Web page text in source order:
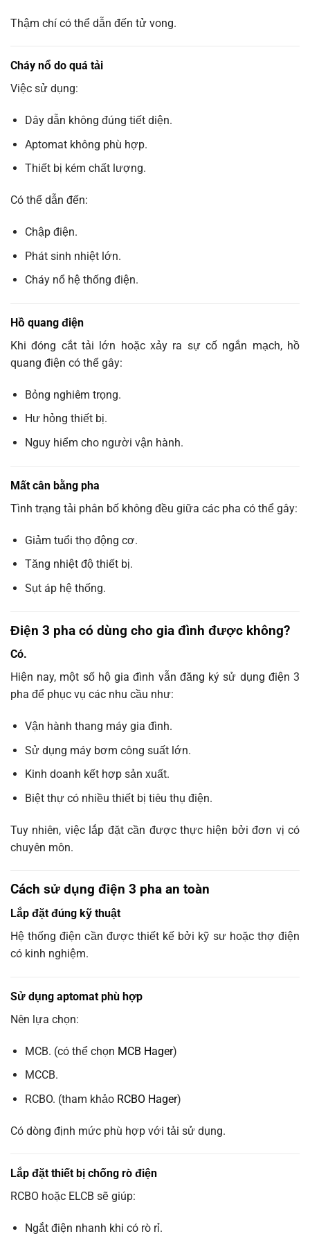
Thậm chí có thể dẫn đến tử vong.
Cháy nổ do quá tải
Việc sử dụng:
Dây dẫn không đúng tiết diện.
Aptomat không phù hợp.
Thiết bị kém chất lượng.
Có thể dẫn đến:
Chập điện.
Phát sinh nhiệt lớn.
Cháy nổ hệ thống điện.
Hồ quang điện
Khi đóng cắt tải lớn hoặc xảy ra sự cố ngắn mạch, hồ
quang điện có thể gây:
Bỏng nghiêm trọng.
Hư hỏng thiết bị.
Nguy hiểm cho người vận hành.
Mất cân bằng pha
Tình trạng tải phân bố không đều giữa các pha có thể gây:
Giảm tuổi thọ động cơ.
Tăng nhiệt độ thiết bị.
Sụt áp hệ thống.
Điện 3 pha có dùng cho gia đình được không?
Có.
Hiện nay, một số hộ gia đình vẫn đăng ký sử dụng điện 3
pha để phục vụ các nhu cầu như:
Vận hành thang máy gia đình.
Sử dụng máy bơm công suất lớn.
Kinh doanh kết hợp sản xuất.
Biệt thự có nhiều thiết bị tiêu thụ điện.
Tuy nhiên, việc lắp đặt cần được thực hiện bởi đơn vị có
chuyên môn.
Cách sử dụng điện 3 pha an toàn
Lắp đặt đúng kỹ thuật
Hệ thống điện cần được thiết kế bởi kỹ sư hoặc thợ điện
có kinh nghiệm.
Sử dụng aptomat phù hợp
Nên lựa chọn:
MCB. (có thể chọn MCB Hager)
MCCB.
RCBO. (tham khảo RCBO Hager)
Có dòng định mức phù hợp với tải sử dụng.
Lắp đặt thiết bị chống rò điện
RCBO hoặc ELCB sẽ giúp:
Ngắt điện nhanh khi có rò rỉ.